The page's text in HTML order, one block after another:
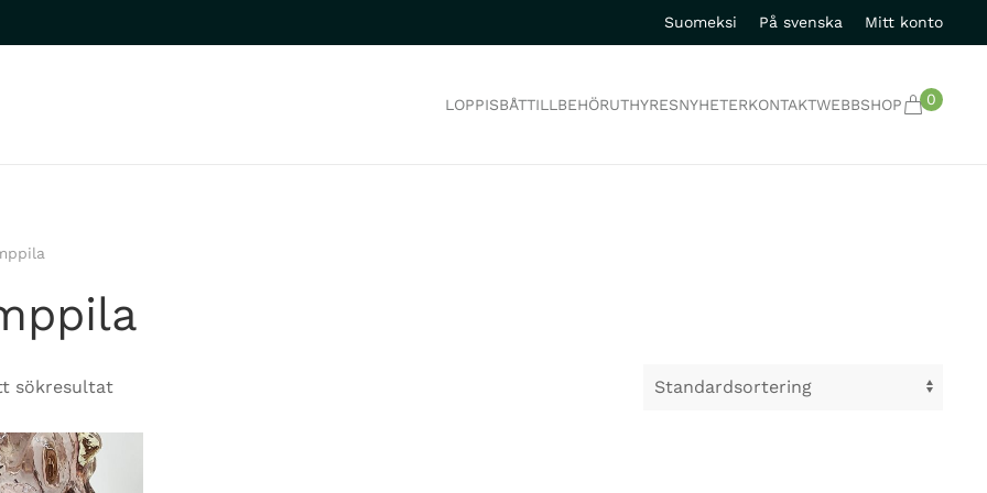
Suomeksi På svenska Mitt konto
LOPPISBÅTTILLBEHÖRUTHYRESNYHETERKONTAKTWEBBSHOP 0
sökresultat